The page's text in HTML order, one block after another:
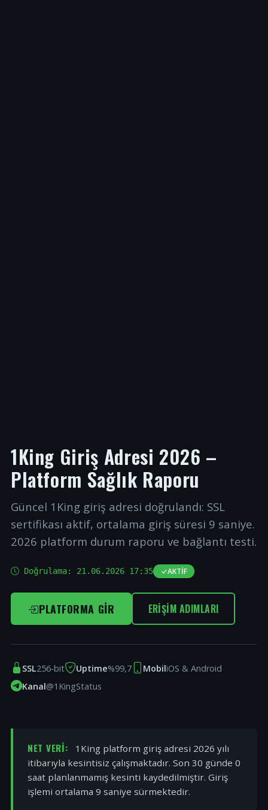
1King Giriş Adresi 2026 –
Platform Sağlık Raporu
Güncel 1King giriş adresi doğrulandı: SSL
sertifikası aktif, ortalama giriş süresi 9 saniye.
2026 platform durum raporu ve bağlantı testi.
Doğrulama: 21.06.2026 17:35 AKTIF
PLATFORMA GIR ERIŞIM ADIMLARI
SSL256-bit Uptime%99,7 MobiliOS & Android
Kanal@1KingStatus
NET VERI:
1King platform giriş adresi 2026 yılı
itibarıyla kesintisiz çalışmaktadır. Son 30 günde 0
saat planlanmamış kesinti kaydedilmiştir. Giriş
işlemi ortalama 9 saniye sürmektedir.